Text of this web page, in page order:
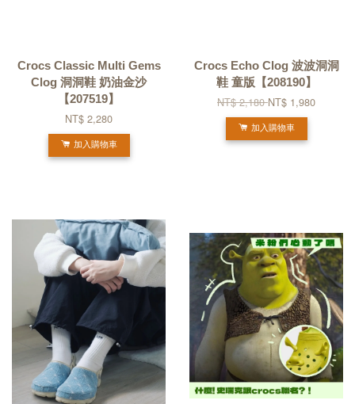
Crocs Classic Multi Gems
Clog 洞洞鞋 奶油金沙
【207519】
NT$ 2,280
加入購物車
Crocs Echo Clog 波波洞洞
鞋 童版【208190】
NT$ 2,180NT$ 1,980
加入購物車